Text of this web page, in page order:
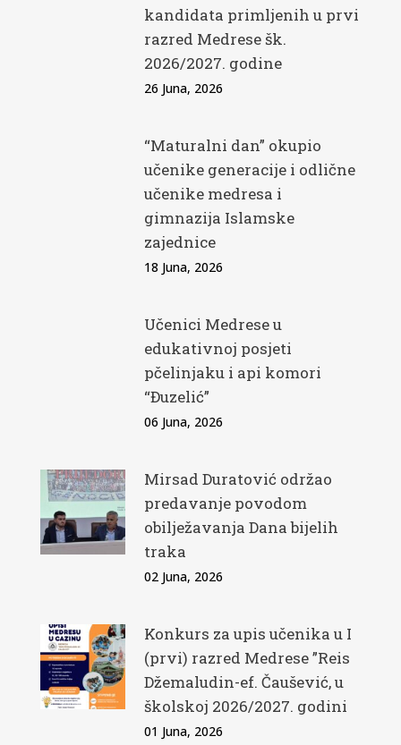
kandidata primljenih u prvi
razred Medrese šk.
2026/2027. godine
26 Juna, 2026
“Maturalni dan” okupio
učenike generacije i odlične
učenike medresa i
gimnazija Islamske
zajednice
18 Juna, 2026
Učenici Medrese u
edukativnoj posjeti
pčelinjaku i api komori
“Đuzelić”
06 Juna, 2026
Mirsad Duratović održao
predavanje povodom
obilježavanja Dana bijelih
traka
02 Juna, 2026
Konkurs za upis učenika u I
(prvi) razred Medrese ”Reis
Džemaludin-ef. Čaušević, u
školskoj 2026/2027. godini
01 Juna, 2026